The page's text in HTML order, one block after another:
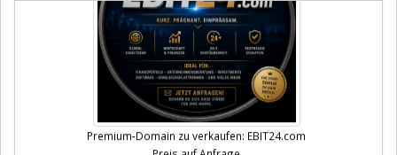
Premium-Domain zu verkaufen: EBIT24.com
Preis auf Anfrage